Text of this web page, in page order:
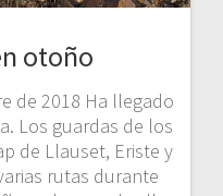
otoño
de 2018 Ha llegado
Los guardas de los
de Llauset, Eriste y
rutas durante